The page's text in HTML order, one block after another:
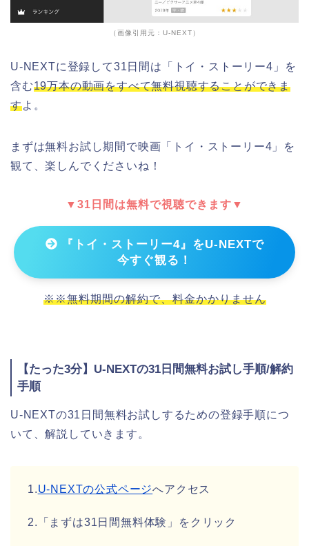
（画像引用元：U-NEXT）
U-NEXTに登録して31日間は「トイ・ストーリー4」を
含む19万本の動画をすべて無料視聴することができま
すよ。
まずは無料お試し期間で映画「トイ・ストーリー4」を
観て、楽しんでくださいね！
▼31日間は無料で視聴できます▼
『トイ・ストーリー4』をU-NEXTで
今すぐ観る！
※※無料期間の解約で、料金かかりません
【たった3分】U-NEXTの31日間無料お試し手順/解約
手順
U-NEXTの31日間無料お試しするための登録手順につ
いて、解説していきます。
1.U-NEXTの公式ページへアクセス
2.「まずは31日間無料体験」をクリック